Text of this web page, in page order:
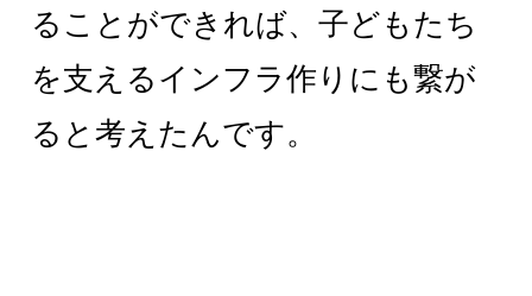
ることができれば、子どもたち
を支えるインフラ作りにも繋が
ると考えたんです。